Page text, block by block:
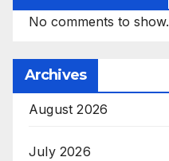
No comments to show.
Archives
August 2026
July 2026